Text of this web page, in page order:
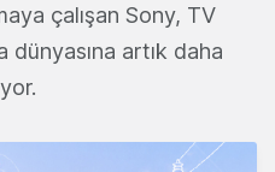
çalışan Sony, TV
artık daha